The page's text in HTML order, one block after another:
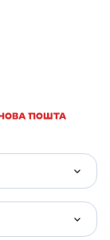
149.60 грн.
152.50 грн.